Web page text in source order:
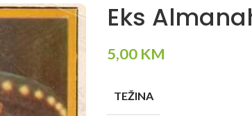
Eks
5,00 KM
TEŽINA